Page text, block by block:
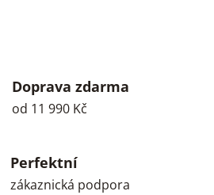
Doprava zdarma
od 11 990 Kč
Perfektní
zákaznická podpora